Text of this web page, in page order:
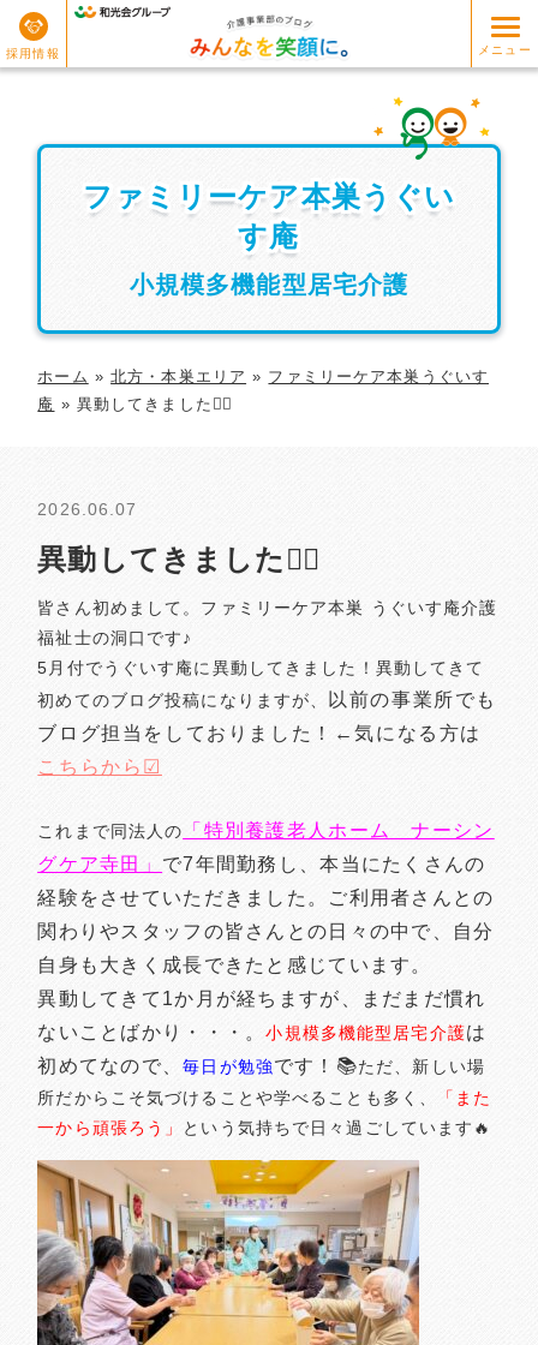
採用情報 メニュー
ファミリーケア本巣うぐい
す庵
ファミリーケア本巣うぐい
す庵
小規模多機能型居宅介護
ホーム »北方・本巣エリア » ファミリーケア本巣うぐいす
庵 » 異動してきました🏃‍♂️
2026.06.07
異動してきました🏃‍♂️
皆さん初めまして。 ファミリーケア本巣 うぐいす庵介護
福祉士の洞口です♪
5月付でうぐいす庵に異動してきました！ 異動してきて
初めてのブログ投稿になりますが、
以前の事業所でも
ブログ担当をしておりました！←気になる方は
こちらから☑
これまで同法人の
「特別養護老人ホーム ナーシン
グケア寺田」 で7年間勤務し、本当にたくさんの
経験をさせていただきました。ご利用者さんとの
関わりやスタッフの皆さんとの日々の中で、自分
自身も大きく成長できたと感じています。
異動してきて1か月が経ちますが、まだまだ慣れ
ないことばかり・・・。小規模多機能型居宅介護は
初めてなので、毎日が勉強です！📚ただ、新しい場
所だからこそ気づけることや学べることも多く、
「また
一から頑張ろう」
という気持ちで日々過ごしています🔥